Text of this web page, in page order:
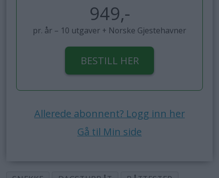
949,-
pr. år – 10 utgaver + Norske Gjestehavner
BESTILL HER
Allerede abonnent? Logg inn her
Gå til Min side